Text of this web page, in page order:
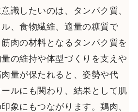
識したいのは、タンパク質、
、食物繊維、適量の糖質で
肉の材料となるタンパク質を
の維持や体型づくりを支えや
量が保たれると、姿勢や代
ルにも関わり、結果として肌
象にもつながります。鶏肉、